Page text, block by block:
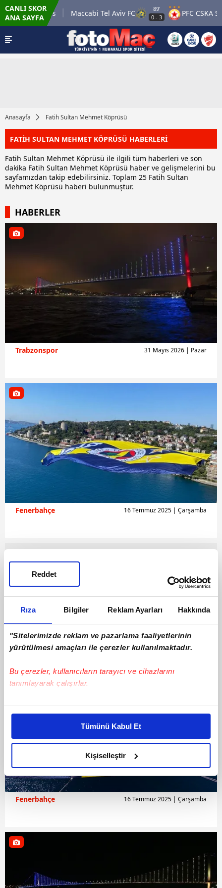
Rıza Bilgiler Reklam Ayarları Hakkında
"Sitelerimizde reklam ve pazarlama faaliyetlerinin
yürütülmesi amaçları ile çerezler kullanılmaktadır.
Bu çerezler, kullanıcıların tarayıcı ve cihazlarını
tanımlayarak çalışırlar.
Bu çerezlere izin vermeniz halinde sizlere özel
daha iyi reklam deneyimi yaşatabiliriz. Bunu yaparken
amacımızın size daha iyi bir reklam deneyimi sunmak
olduğunu ve sizlere en iyi içerikleri sunabilmek adına
elimizden gelen çabayı gösterdiğimizi ve bu noktada,
reklamların maliyetlerimizi karşılamak noktasında tek gelir
kalemimiz olduğunu sizlere hatırlatmak isteriz.
gösterilmeyecektir."
Sizlere daha iyi bir hizmet sunabilmek için İnternet
Sitemizde kendimize ve üçüncü kişilere ait çerezler
kullanılmaktadır. Bu çerezler vasıtasıyla çeşitli kişisel
Tümünü Kabul Et
Kişiselleştir
Reddet
CANLI SKOR
ANA SAYFA
Rangers Maccabi Tel Aviv FC
89'
0- PFC CSKA Sofia
Anasayfa Fatih Sultan Mehmet Köprüsü
FATİH SULTAN MEHMET KÖPRÜSÜ HABERLERİ
Fatih Sultan Mehmet Köprüsü ile ilgili tüm haberleri ve son
dakika Fatih Sultan Mehmet Köprüsü haber ve gelişmelerini bu
sayfamızdan takip edebilirsiniz. Toplam 25 Fatih Sultan
Mehmet Köprüsü haberi bulunmuştur.
HABERLER
Trabzonspor 31 Mayıs 2026 | Pazar
Fenerbahçe 16 Temmuz 2025 | Çarşamba
Fenerbahçe 16 Temmuz 2025 | Çarşamba